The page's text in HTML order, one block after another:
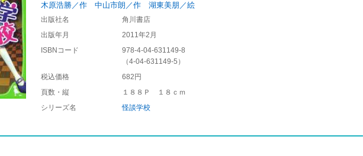
木原浩勝／作 中山市朗／作 湖東美朋／絵
出版社名
角川書店
出版年月
2011年2月
ISBNコード
978-4-04-631149-8
（4-04-631149-5 ）
税込価格
682円
頁数・縦
１８８Ｐ １８ｃｍ
シリーズ名
怪談学校